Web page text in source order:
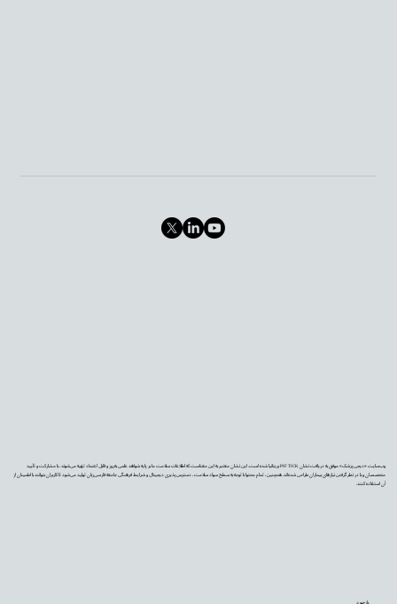
وب‌سایت «دیجی‌پزشک» موفق به دریافت نشان PIF TICK بریتانیا شده است. این نشان معتبر به این معناست که اطلاعات سلامت ما بر پایه شواهد علمی به‌روز و قابل اعتماد تهیه می‌شوند، با مشارکت و تأیید
متخصصان و با در نظر گرفتن نیازهای بیماران طراحی شده‌اند. همچنین، تمام محتوا با توجه به سطح سواد سلامت، دسترس‌پذیری دیجیتال و شرایط فرهنگی جامعه فارسی‌زبان تولید می‌شود تا کاربران بتوانند با اطمینان از
آن استفاده کنند.